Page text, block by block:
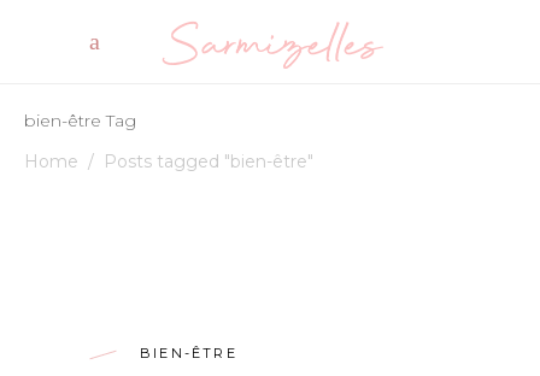
bien-être Tag
Home / Posts tagged "bien-être"
BIEN-ÊTRE